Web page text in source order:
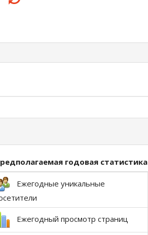
годовая статистика
Ежегодные уникальные
Ежегодный просмотр страниц